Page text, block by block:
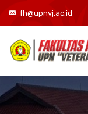
fh@upnvj.ac.id